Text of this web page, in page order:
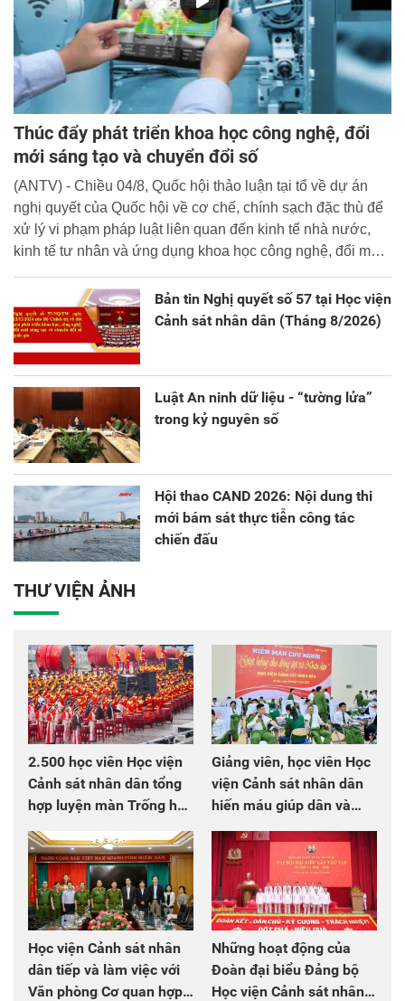
Thúc đẩy phát triển khoa học công nghệ, đổi
mới sáng tạo và chuyển đổi số
(ANTV) - Chiều 04/8, Quốc hội thảo luận tại tổ về dự án
nghị quyết của Quốc hội về cơ chế, chính sạch đặc thù để
xử lý vi phạm pháp luật liên quan đến kinh tế nhà nước,
kinh tế tư nhân và ứng dụng khoa học công nghệ, đổi mới
sáng tạo và chuyển đổi số.
Bản tin Nghị quyết số 57 tại Học viện
Cảnh sát nhân dân (Tháng 8/2026)
Luật An ninh dữ liệu - “tường lửa”
trong kỷ nguyên số
Hội thao CAND 2026: Nội dung thi
mới bám sát thực tiễn công tác
chiến đấu
THƯ VIỆN ẢNH
2.500 học viên Học viện
Cảnh sát nhân dân tổng
hợp luyện màn Trống hội
chào mừng Đại hội Đảng
Giảng viên, học viên Học
viện Cảnh sát nhân dân
hiến máu giúp dân và
đồng đội
Học viện Cảnh sát nhân
dân tiếp và làm việc với
Văn phòng Cơ quan hợp
Những hoạt động của
Đoàn đại biểu Đảng bộ
Học viện Cảnh sát nhân